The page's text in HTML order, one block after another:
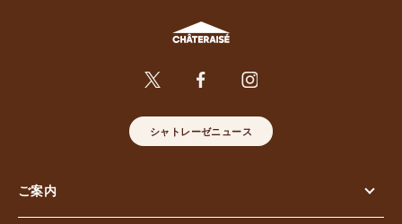
シャトレーゼニュース
ご案内